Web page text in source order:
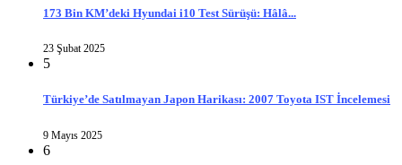
173 Bin KM’deki Hyundai i10 Test Sürüşü: Hâlâ...
23 Şubat 2025
5
Türkiye’de Satılmayan Japon Harikası: 2007 Toyota IST İncelemesi
9 Mayıs 2025
6